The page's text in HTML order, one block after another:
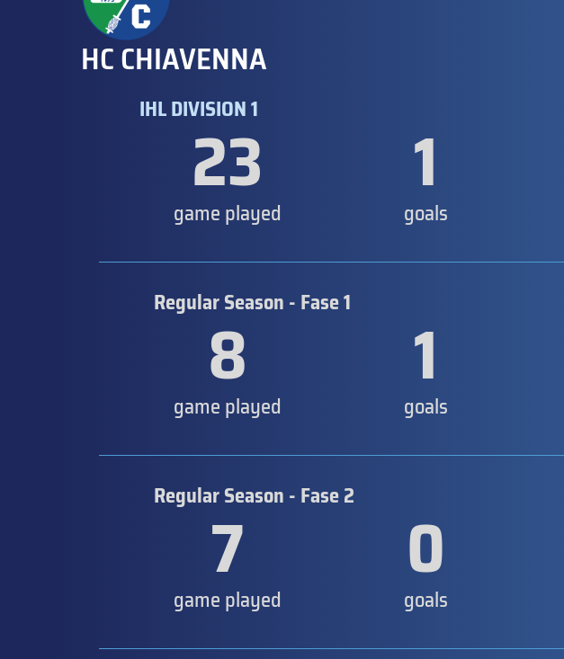
HC CHIAVENNA
IHL DIVISION 1
23
game played 1
goals
Regular Season - Fase 1
8
game played 1
goals
Regular Season - Fase 2
7
game played 0
goals